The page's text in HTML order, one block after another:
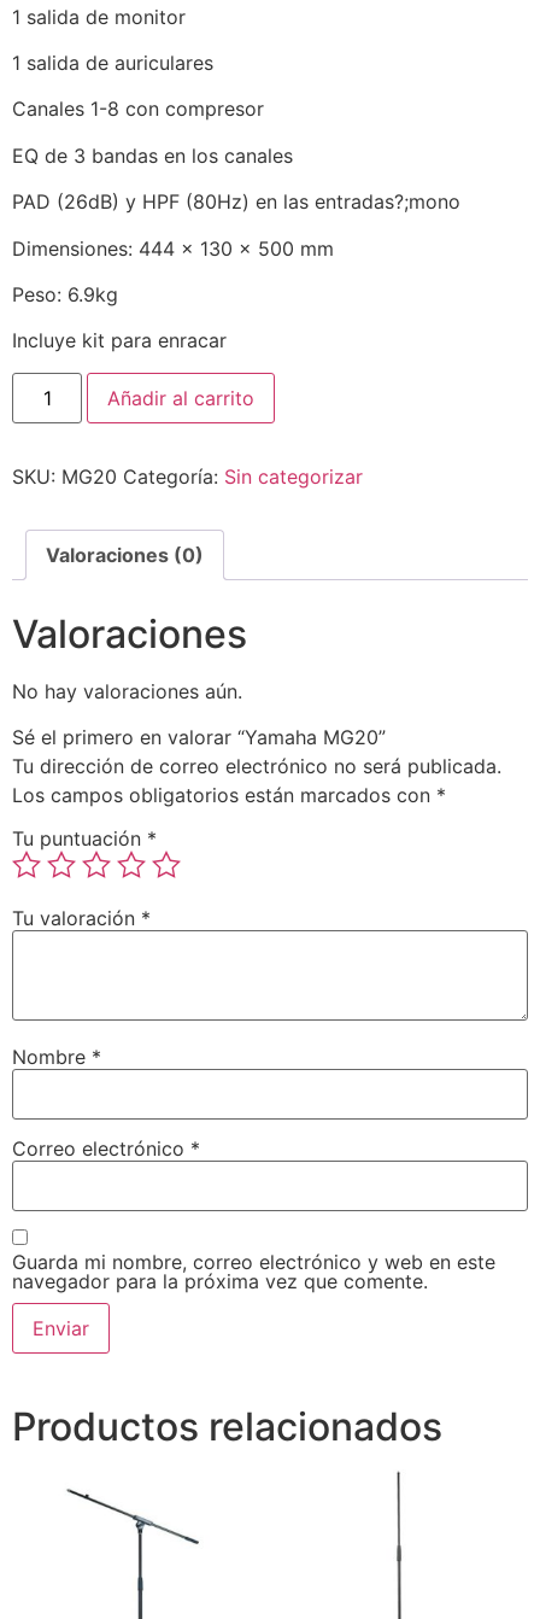
1 salida de monitor
1 salida de auriculares
Canales 1-8 con compresor
EQ de 3 bandas en los canales
PAD (26dB) y HPF (80Hz) en las entradas?;mono
Dimensiones: 444 x 130 x 500 mm
Peso: 6.9kg
Incluye kit para enracar
Añadir al carrito
SKU: MG20 Categoría: Sin categorizar
Valoraciones (0)
Valoraciones
No hay valoraciones aún.
Sé el primero en valorar “Yamaha MG20”
Tu dirección de correo electrónico no será publicada.
Los campos obligatorios están marcados con *
Tu puntuación *
Tu valoración *
Nombre *
Correo electrónico *
Guarda mi nombre, correo electrónico y web en este
navegador para la próxima vez que comente.
Productos relacionados